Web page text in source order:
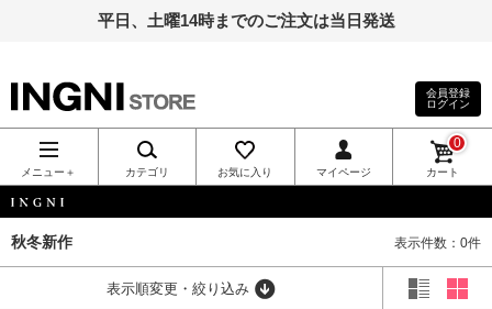
平日、土曜14時までのご注文は当日発送
INGNI（イン
グ）公式通
販｜INGNI
STORE
会員登録
ログイン
メニュー＋ カテゴリ お気に入り マイページ カート
0
秋冬新作 表示件数：0件
表示順変更・絞り込み